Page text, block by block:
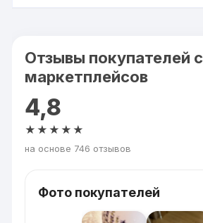
Отзывы покупателей с
маркетплейсов
4,8
★★★★★
на основе 746 отзывов
Фото покупателей